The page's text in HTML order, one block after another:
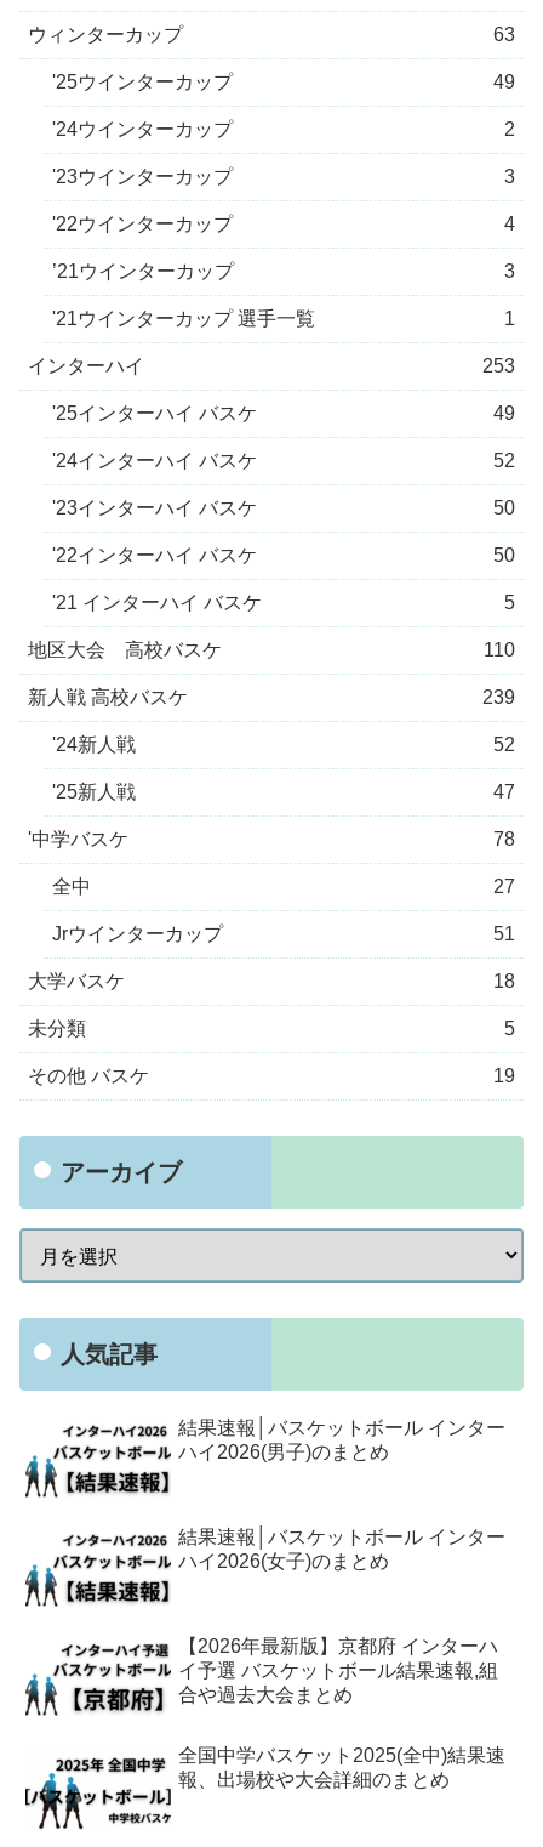
ウィンターカップ 63
'25ウインターカップ 49
'24ウインターカップ 2
'23ウインターカップ 3
'22ウインターカップ 4
’21ウインターカップ 3
'21ウインターカップ 選手一覧 1
インターハイ 253
'25インターハイ バスケ 49
'24インターハイ バスケ 52
'23インターハイ バスケ 50
'22インターハイ バスケ 50
'21 インターハイ バスケ 5
地区大会 高校バスケ 110
新人戦 高校バスケ 239
'24新人戦 52
'25新人戦 47
'中学バスケ 78
全中 27
Jrウインターカップ 51
大学バスケ 18
未分類 5
その他 バスケ 19
アーカイブ
人気記事
結果速報│バスケットボール インター
ハイ2026(男子)のまとめ
結果速報│バスケットボール インター
ハイ2026(女子)のまとめ
【2026年最新版】京都府 インターハ
イ予選 バスケットボール結果速報,組
合や過去大会まとめ
全国中学バスケット2025(全中)結果速
報、出場校や大会詳細のまとめ